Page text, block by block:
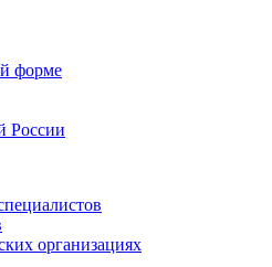
форме
России
организациях